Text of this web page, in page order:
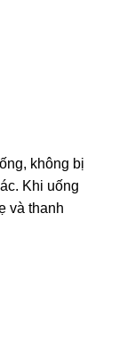
không bị
Khi uống
và thanh